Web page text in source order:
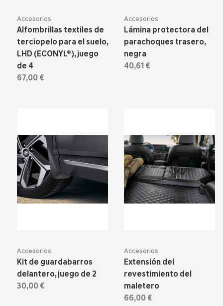
Accesorios
Alfombrillas textiles de
terciopelo para el suelo,
LHD (ECONYL®), juego
de 4
67,00 €
Accesorios
Lámina protectora del
parachoques trasero,
negra
40,61 €
Accesorios
Kit de guardabarros
delantero, juego de 2
30,00 €
Accesorios
Extensión del
revestimiento del
maletero
66,00 €